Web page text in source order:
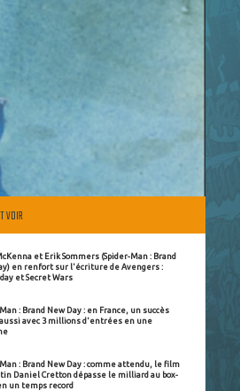
VOIR
et Erik Sommers (Spider-Man : Brand
en renfort sur l'écriture de Avengers :
et Secret Wars
: Brand New Day : en France, un succès
avec 3 millions d'entrées en une
: Brand New Day : comme attendu, le film
Daniel Cretton dépasse le milliard au box-
un temps record